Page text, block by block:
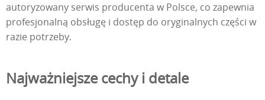
autoryzowany serwis producenta w Polsce, co zapewnia
profesjonalną obsługę i dostęp do oryginalnych części w
razie potrzeby.
Najważniejsze cechy i detale